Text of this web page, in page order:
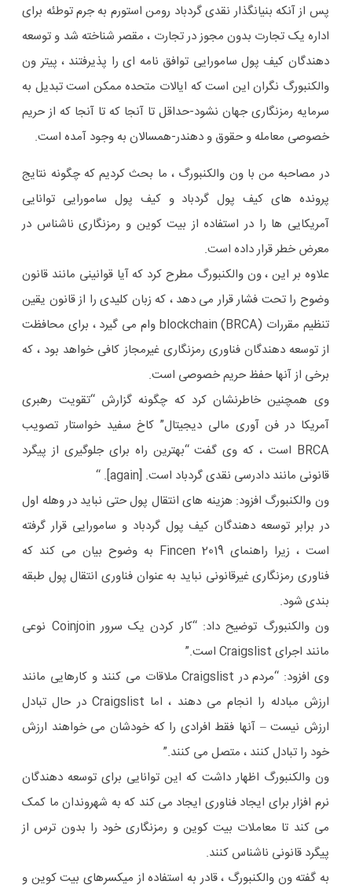
پس از آنکه بنیانگذار نقدی گردباد رومن استورم به جرم توطئه برای
اداره یک تجارت بدون مجوز در تجارت ، مقصر شناخته شد و توسعه
دهندگان کیف پول سامورایی توافق نامه ای را پذیرفتند ، پیتر ون
والکنبورگ نگران این است که ایالات متحده ممکن است تبدیل به
سرمایه رمزنگاری جهان نشود-حداقل تا آنجا که تا آنجا که از حریم
خصوصی معامله و حقوق و دهندر-همسالان به وجود آمده است.
در مصاحبه من با ون والکنبورگ ، ما بحث کردیم که چگونه نتایج
پرونده های کیف پول گردباد و کیف پول سامورایی توانایی
آمریکایی ها را در استفاده از بیت کوین و رمزنگاری ناشناس در
معرض خطر قرار داده است.
علاوه بر این ، ون والکنبورگ مطرح کرد که آیا قوانینی مانند قانون
وضوح را تحت فشار قرار می دهد ، که زبان کلیدی را از قانون یقین
تنظیم مقررات blockchain (BRCA) وام می گیرد ، برای محافظت
از توسعه دهندگان فناوری رمزنگاری غیرمجاز کافی خواهد بود ، که
برخی از آنها حفظ حریم خصوصی است.
وی همچنین خاطرنشان كرد كه چگونه گزارش “تقویت رهبری
آمریكا در فن آوری مالی دیجیتال” كاخ سفید خواستار تصویب
BRCA است ، كه وی گفت “بهترین راه برای جلوگیری از پیگرد
قانونی مانند دادرسی نقدی گردباد است. [again]. “
ون والکنبورگ افزود: هزینه های انتقال پول حتی نباید در وهله اول
در برابر توسعه دهندگان کیف پول گردباد و سامورایی قرار گرفته
است ، زیرا راهنمای Fincen 2019 به وضوح بیان می کند که
فناوری رمزنگاری غیرقانونی نباید به عنوان فناوری انتقال پول طبقه
بندی شود.
ون والکنبورگ توضیح داد: “کار کردن یک سرور Coinjoin نوعی
مانند اجرای Craigslist است.”
وی افزود: “مردم در Craigslist ملاقات می کنند و کارهایی مانند
ارزش مبادله را انجام می دهند ، اما Craigslist در حال تبادل
ارزش نیست – آنها فقط افرادی را که خودشان می خواهند ارزش
خود را تبادل کنند ، متصل می کنند.”
ون والکنبورگ اظهار داشت که این توانایی برای توسعه دهندگان
نرم افزار برای ایجاد فناوری ایجاد می کند که به شهروندان ما کمک
می کند تا معاملات بیت کوین و رمزنگاری خود را بدون ترس از
پیگرد قانونی ناشناس کنند.
به گفته ون والکنبورگ ، قادر به استفاده از میکسرهای بیت کوین و